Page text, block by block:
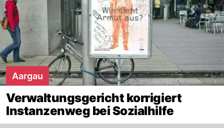
Aargau
Verwaltungsgericht korrigiert
Instanzenweg bei Sozialhilfe